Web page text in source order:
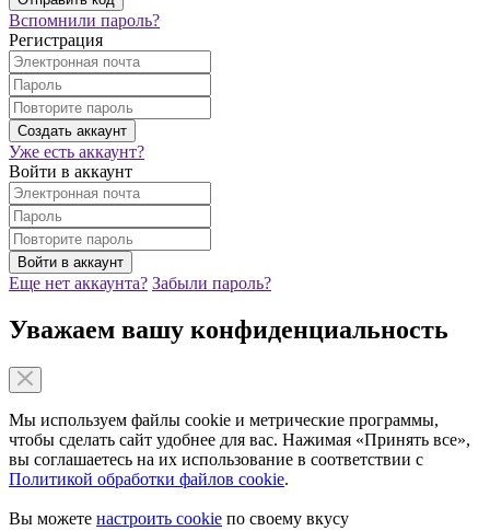
Вспомнили пароль?
Регистрация
Уже есть аккаунт?
Войти в аккаунт
Еще нет аккаунта? Забыли пароль?
Уважаем вашу конфиденциальность
Мы используем файлы cookie и метрические программы,
чтобы сделать сайт удобнее для вас. Нажимая «Принять все»,
вы соглашаетесь на их использование в соответствии с
Политикой обработки файлов cookie.
Вы можете настроить cookie по своему вкусу